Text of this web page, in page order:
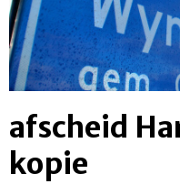
afscheid
kopie